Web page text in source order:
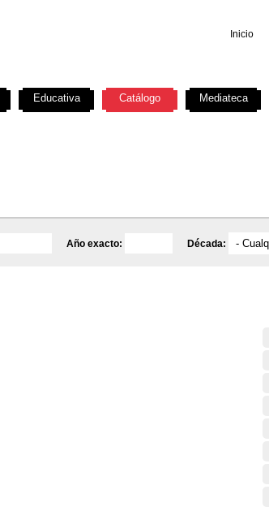
Inicio
Año exacto: Década:
Educativa Catálogo Mediateca